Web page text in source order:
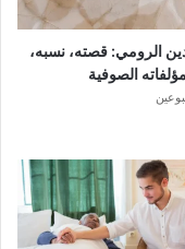
الرومي: قصته، نسبه،
الصوفية